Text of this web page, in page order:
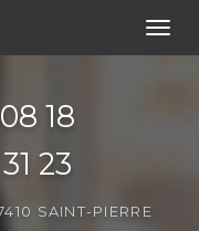
18
23
SAINT-PIERRE